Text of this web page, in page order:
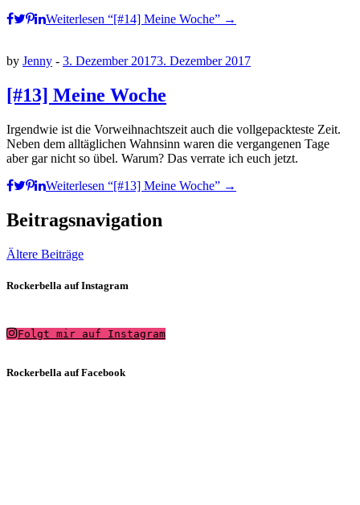
Weiterlesen “[#14] Meine Woche” →
by Jenny - 3. Dezember 20173. Dezember 2017
[#13] Meine Woche
Irgendwie ist die Vorweihnachtszeit auch die vollgepackteste Zeit.
Neben dem alltäglichen Wahnsinn waren die vergangenen Tage
aber gar nicht so übel. Warum? Das verrate ich euch jetzt.
Weiterlesen “[#13] Meine Woche” →
Beitragsnavigation
Ältere Beiträge
Rockerbella auf Instagram
Folgt mir auf Instagram
Rockerbella auf Facebook